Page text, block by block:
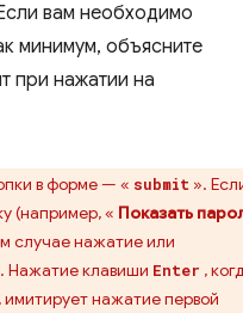
вам необходимо
минимум, объясните
при нажатии на
в форме — « submit ».
(например, « Показать
случае нажатие или
Нажатие клавиши Enter ,
нажатие первой